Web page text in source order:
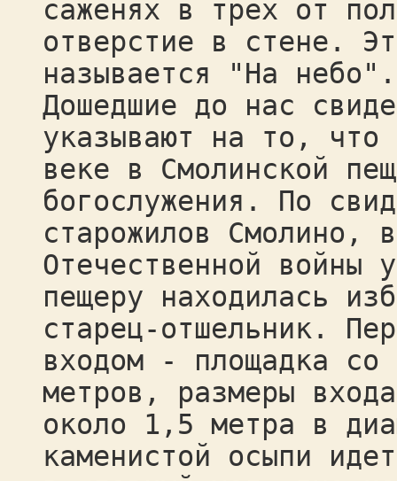
саженях в трех от
отверстие в стене.
называется "На небо".
Дошедшие до нас
указывают на то,
веке в Смолинской
богослужения. По
старожилов Смолино,
Отечественной войны
пещеру находилась
старец-отшельник.
входом - площадка со
метров, размеры входа
около 1,5 метра в
каменистой осыпи